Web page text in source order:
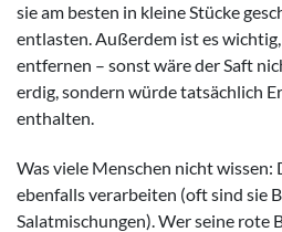
sie am besten in kleine Stücke
entlasten. Außerdem ist es
entfernen – sonst wäre der Saft
erdig, sondern würde tatsächlich
enthalten.
Was viele Menschen nicht wissen:
ebenfalls verarbeiten (oft sind sie
Salatmischungen). Wer seine rote